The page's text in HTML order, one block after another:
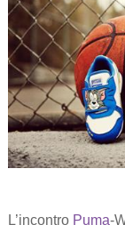
L’incontro Puma-